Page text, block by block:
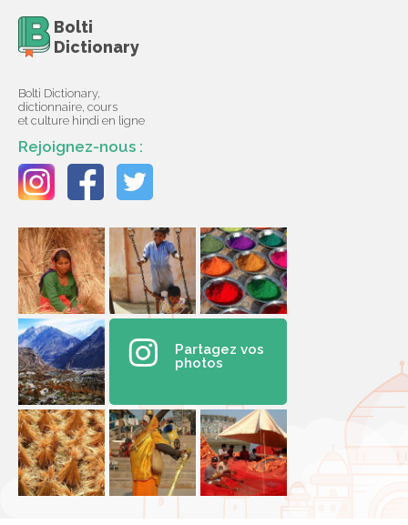
Bolti
Dictionary
Bolti Dictionary,
dictionnaire, cours
et culture hindi en ligne
Rejoignez-nous :
Partagez vos
photos